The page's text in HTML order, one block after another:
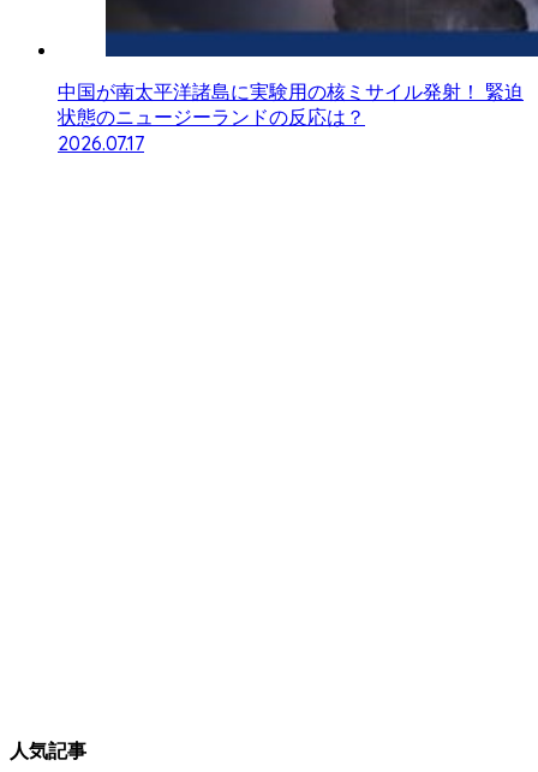
中国が南太平洋諸島に実験用の核ミサイル発射！ 緊迫
状態のニュージーランドの反応は？
2026.07.17
人気記事